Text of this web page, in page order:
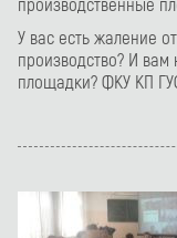
У вас есть жаление
производство? И
площадки? ФКУ КП